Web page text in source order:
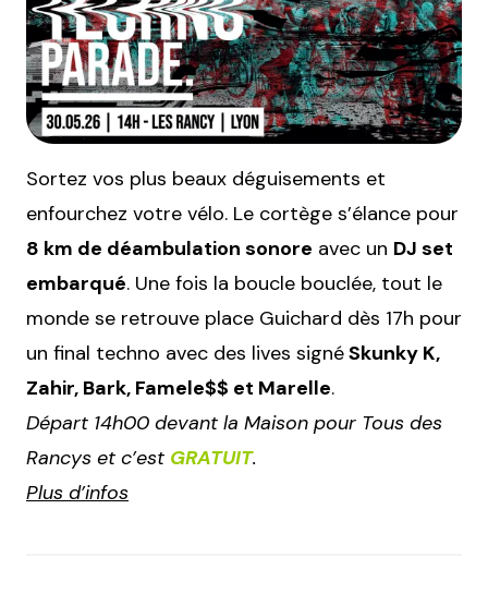
Sortez vos plus beaux déguisements et
enfourchez votre vélo. Le cortège s’élance pour
8 km de déambulation sonore avec un DJ set
embarqué. Une fois la boucle bouclée, tout le
monde se retrouve place Guichard dès 17h pour
un final techno avec des lives signéSkunky K,
Zahir, Bark, Famele$$ et Marelle.
Départ 14h00 devant la Maison pour Tous des
Rancys et c’est GRATUIT.
Plus d’infos